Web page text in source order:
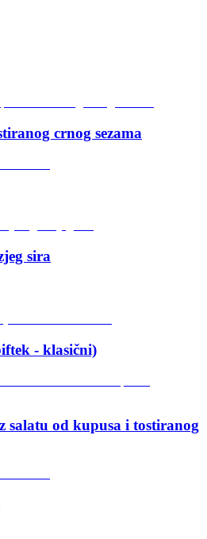
crnog sezama
sira
- klasični)
salatu od kupusa i tostiranog